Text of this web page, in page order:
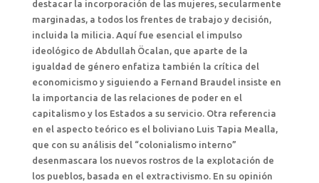
destacar la incorporación de las mujeres, secularmente
marginadas, a todos los frentes de trabajo y decisión,
incluida la milicia. Aquí fue esencial el impulso
ideológico de Abdullah Öcalan, que aparte de la
igualdad de género enfatiza también la crítica del
economicismo y siguiendo a Fernand Braudel insiste en
la importancia de las relaciones de poder en el
capitalismo y los Estados a su servicio. Otra referencia
en el aspecto teórico es el boliviano Luis Tapia Mealla,
que con su análisis del “colonialismo interno”
desenmascara los nuevos rostros de la explotación de
los pueblos, basada en el extractivismo. En su opinión